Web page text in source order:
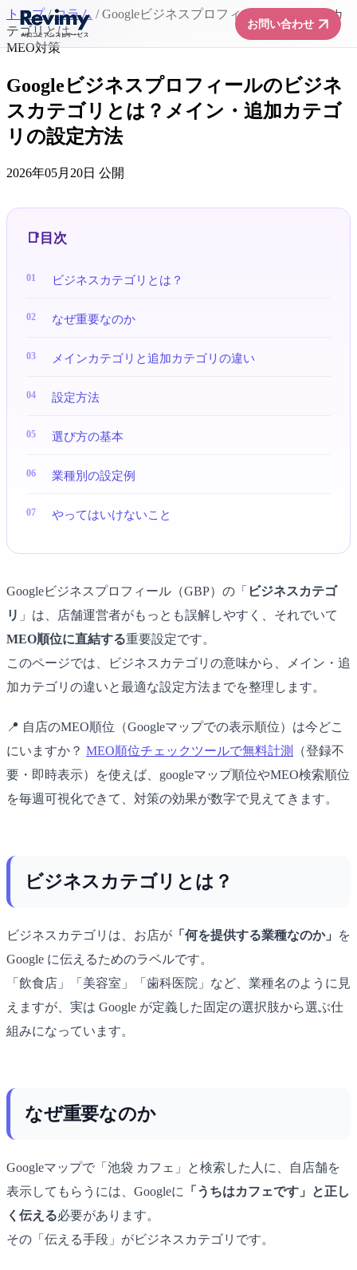
お問い合わせarrow_forward
トップ / コラム / Googleビジネスプロフィールのビジネスカ
テゴリとは...
MEO対策
Googleビジネスプロフィールのビジネ
スカテゴリとは？メイン・追加カテゴ
リの設定方法
2026年05月20日 公開
目次
ビジネスカテゴリとは？
なぜ重要なのか
メインカテゴリと追加カテゴリの違い
設定方法
選び方の基本
業種別の設定例
やってはいけないこと
Googleビジネスプロフィール（GBP）の「 ビジネスカテゴ
リ 」は、店舗運営者がもっとも誤解しやすく、それでいて
MEO順位に直結する重要設定です。
このページでは、ビジネスカテゴリの意味から、メイン・追
加カテゴリの違いと最適な設定方法までを整理します。
📍 自店のMEO順位（Googleマップでの表示順位）は今どこ
にいますか？ MEO順位チェックツールで無料計測
（登録不
要・即時表示）を使えば、googleマップ順位やMEO検索順位
を毎週可視化できて、対策の効果が数字で見えてきます。
ビジネスカテゴリとは？
ビジネスカテゴリは、お店が 「何を提供する業種なのか」
を
Google に伝えるためのラベルです。
「飲食店」「美容室」「歯科医院」など、業種名のように見
えますが、実は Google が定義した固定の選択肢から選ぶ仕
組みになっています。
なぜ重要なのか
Googleマップで「池袋 カフェ」と検索した人に、自店舗を
表示してもらうには、Googleに
「うちはカフェです」と正し
く伝える必要があります。
その「伝える手段」がビジネスカテゴリです。